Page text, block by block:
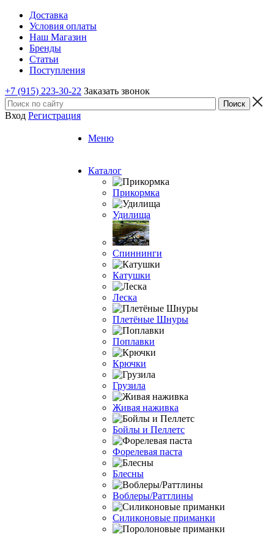
Доставка
Условия оплаты
Наш Магазин
Бренды
Статьи
Поступления
+7 (915) 223-30-22 Заказать звонок
Вход Регистрация
Меню
Каталог
Прикормка
Удилища
Спиннинги
Катушки
Леска
Плетёные Шнуры
Поплавки
Крючки
Грузила
Живая наживка
Бойлы и Пеллетс
Форелевая паста
Блесны
Воблеры/Раттлины
Силиконовые приманки